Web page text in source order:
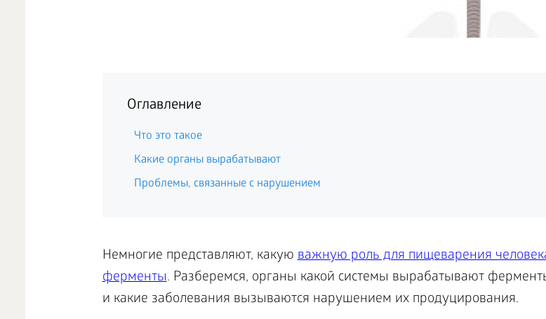
Оглавление
Что это такое
Какие органы вырабатывают
Проблемы, связанные с нарушением
Немногие представляют, какуюважную роль для пищеварения
ферменты. Разберемся, органы какой системы вырабатывают
и какие заболевания вызываются нарушением их продуцирования.